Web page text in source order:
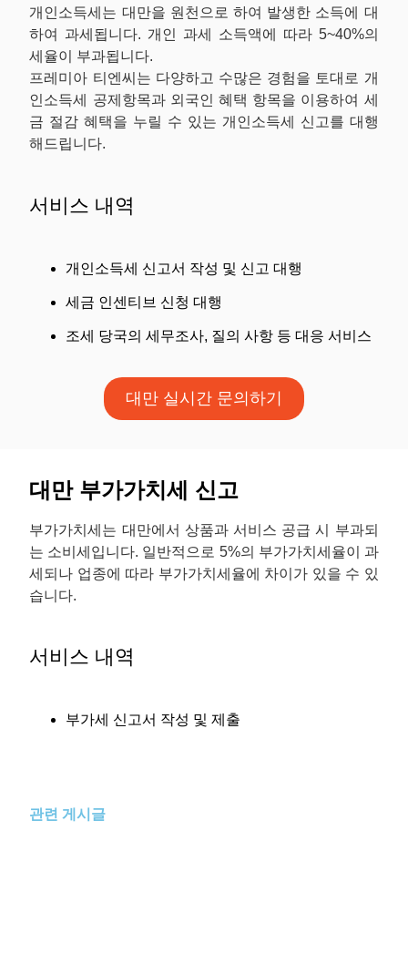
개인소득세는 대만을 원천으로 하여 발생한 소득에 대
하여 과세됩니다. 개인 과세 소득액에 따라 5~40%의
세율이 부과됩니다.
프레미아 티엔씨는 다양하고 수많은 경험을 토대로 개
인소득세 공제항목과 외국인 혜택 항목을 이용하여 세
금 절감 혜택을 누릴 수 있는 개인소득세 신고를 대행
해드립니다.
서비스 내역
개인소득세 신고서 작성 및 신고 대행
세금 인센티브 신청 대행
조세 당국의 세무조사, 질의 사항 등 대응 서비스
대만 실시간 문의하기
대만 부가가치세 신고
부가가치세는 대만에서 상품과 서비스 공급 시 부과되
는 소비세입니다. 일반적으로 5%의 부가가치세율이 과
세되나 업종에 따라 부가가치세율에 차이가 있을 수 있
습니다.
서비스 내역
부가세 신고서 작성 및 제출
관련 게시글